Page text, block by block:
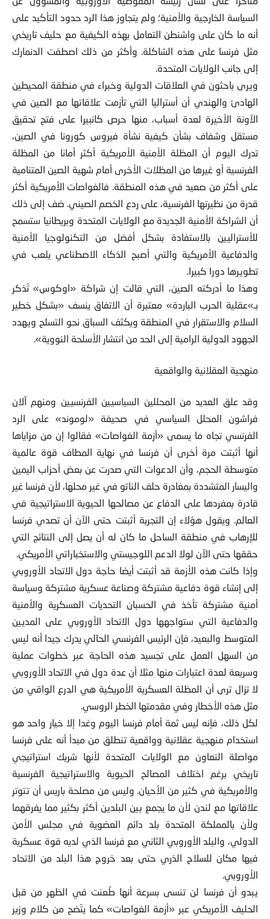
السياسة الخارجية والأمنية؛ ولم يتجاوز هذا الرد حدود التأكيد على
أنه ما كان على واشنطن التعامل بهذه الكيفية مع حليف تاريخي
مثل فرنسا على هذه الشاكلة. وأكثر من ذلك اصطفت الدنمارك
إلى جانب الولايات المتحدة.
ويرى باحثون في العلاقات الدولية وخبراء في منطقة المحيطين
الهادئ والهندي أن أستراليا التي تأزمت علاقاتها مع الصين في
الآونة الأخيرة لعدة أسباب، منها حرص كانبيرا على فتح تحقيق
مستقل وشفاف بشأن كيفية نشأة فيروس كورونا في الصين،
تدرك اليوم أن المظلة الأمنية الأمريكية أكثر أمانا من المظلة
الفرنسية أو غيرها من المظلات الأخرى أمام شهية الصين المتنامية
على أكثر من صعيد في هذه المنطقة. فالغواصات الأمريكية أكثر
قدرة من نظيرتها الفرنسية، على ردع الخصم الصيني. ضف إلى ذلك
أن الشراكة الأمنية الجديدة مع الولايات المتحدة وبريطانيا ستسمح
للأستراليين بالاستفادة بشكل أفضل من التكنولوجيا الأمنية
والدفاعية الأمريكية والتي أصبح الذكاء الاصطناعي يلعب في
تطويرها دورا كبيرا.
وهذا ما أدركته الصين، التي قالت إن شراكة «اوكوس» تُذكر
بـ»عقلية الحرب الباردة» معتبرة أن الاتفاق ينسف «بشكل خطير
السلام والاستقرار في المنطقة ويكثف السباق نحو التسلح ويهدد
الجهود الدولية الرامية إلى الحد من انتشار الأسلحة النووية».
منهجية العقلانية والواقعية
وقد علق العديد من المحللين السياسيين الفرنسيين ومنهم آلان
فراشون المحلل السياسي في صحيفة «لوموند» على الرد
الفرنسي تجاه ما يسمى «أزمة الغواصات» فقالوا إن من مزاياها
أنها أثبتت مرة أخرى أن فرنسا في نهاية المطاف قوة عالمية
متوسطة الحجم، وأن الدعوات التي صدرت عن بعض أحزاب اليمين
واليسار المتشددة بمغادرة حلف الناتو في غير محلها، لأن فرنسا غير
قادرة بمفردها على الدفاع عن مصالحها الحيوية الاستراتيجية في
العالم. ويقول هؤلاء إن التجربة أثبتت حتى الآن أن تصدي فرنسا
للإرهاب في منطقة الساحل ما كان له أن يصل إلى النتائج التي
حققها حتى الآن لولا الدعم اللوجيستي والاستخباراتي الأمريكي.
وإذا كانت هذه الأزمة قد أثبتت أيضا حاجة دول الاتحاد الأوروبي
إلى إنشاء قوة دفاعية مشتركة وصناعة عسكرية مشتركة وسياسة
أمنية مشتركة تأخذ في الحسبان التحديات العسكرية والأمنية
والدفاعية التي ستواجهها دول الاتحاد الأوروبي على المديين
المتوسط والبعيد، فإن الرئيس الفرنسي الحالي يدرك جيدا أنه ليس
من السهل العمل على تجسيد هذه الحاجة عبر خطوات عملية
وسريعة لعدة اعتبارات منها مثلا أن عدة دول في الاتحاد الأوروبي
لا تزال ترى أن المظلة العسكرية الأمريكية هي الدرع الواقي من
مثل هذه الأخطار وفي مقدمتها الخطر الروسي.
لكل ذلك، فإنه ليس ثمة أمام فرنسا اليوم وغدا إلا خيار واحد هو
استخدام منهجية عقلانية وواقعية تنطلق من مبدأ أنه على فرنسا
مواصلة التعاون مع الولايات المتحدة لأنها شريك استراتيجي
تاريخي برغم اختلاف المصالح الحيوية والاستراتيجية الفرنسية
والأمريكية في كثير من الأحيان. وليس من مصلحة باريس أن تتوتر
علاقاتها مع لندن لأن ما يجمع بين البلدين أكثر بكثير مما يفرقهما
ولأن بالمملكة المتحدة بلد دائم العضوية في مجلس الأمن
الدولي، والبلد الأوروبي الثاني مع فرنسا الذي لديه قوة عسكرية
فيها مكان للسلاح الذري حتى بعد خروج هذا البلد من الاتحاد
الأوروبي.
يبدو أن فرنسا لن تنسى بسرعة أنها طُعنت في الظهر من قبل
الحليف الأمريكي عبر «أزمة الغواصات» كما يتّضح من كلام وزير